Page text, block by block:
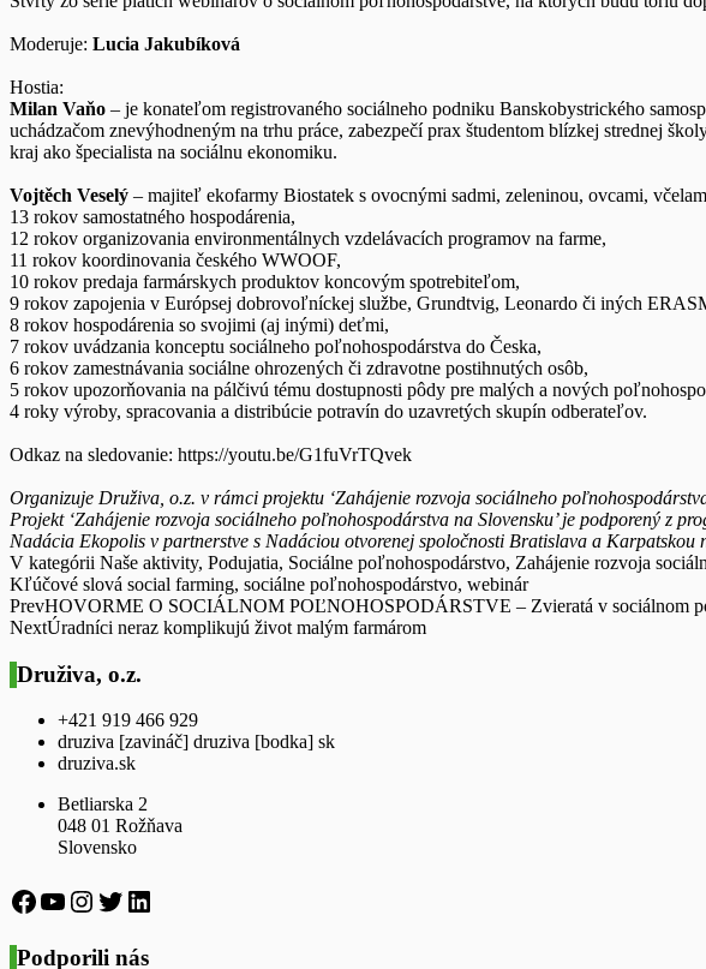
Moderuje: Lucia Jakubíková
Hostia:
Milan Vaňo – je konateľom registrovaného sociálneho podniku Banskobystrického
uchádzačom znevýhodneným na trhu práce, zabezpečí prax študentom blízkej strednej
kraj ako špecialista na sociálnu ekonomiku.
Vojtěch Veselý – majiteľ ekofarmy Biostatek s ovocnými sadmi, zeleninou, ovcami,
13 rokov samostatného hospodárenia,
12 rokov organizovania environmentálnych vzdelávacích programov na farme,
11 rokov koordinovania českého WWOOF,
10 rokov predaja farmárskych produktov koncovým spotrebiteľom,
9 rokov zapojenia v Európsej dobrovoľníckej službe, Grundtvig, Leonardo či iných
8 rokov hospodárenia so svojimi (aj inými) deťmi,
7 rokov uvádzania konceptu sociálneho poľnohospodárstva do Česka,
6 rokov zamestnávania sociálne ohrozených či zdravotne postihnutých osôb,
5 rokov upozorňovania na pálčivú tému dostupnosti pôdy pre malých a nových
4 roky výroby, spracovania a distribúcie potravín do uzavretých skupín odberateľov.
Odkaz na sledovanie: https://youtu.be/G1fuVrTQvek
Organizuje Druživa, o.z. v rámci projektu ‘Zahájenie rozvoja sociálneho
Projekt ‘Zahájenie rozvoja sociálneho poľnohospodárstva na Slovensku’ je podporený z
Nadácia Ekopolis v partnerstve s Nadáciou otvorenej spoločnosti Bratislava a Karpatskou
V kategórii Naše aktivity, Podujatia, Sociálne poľnohospodárstvo, Zahájenie rozvoja
Kľúčové slová social farming, sociálne poľnohospodárstvo, webinár
PrevHOVORME O SOCIÁLNOM POĽNOHOSPODÁRSTVE – Zvieratá v sociálnom
NextÚradníci neraz komplikujú život malým farmárom
Druživa, o.z.
+421 919 466 929
druziva [zavináč] druziva [bodka] sk
druziva.sk
Betliarska 2
048 01 Rožňava
Slovensko
https://www.facebook.com/druziva
https://www.youtube.com/channel/
https://www.instagram.com/druziva_oz/
https://twitter.com/druziva
LinkedIn
Podporili nás